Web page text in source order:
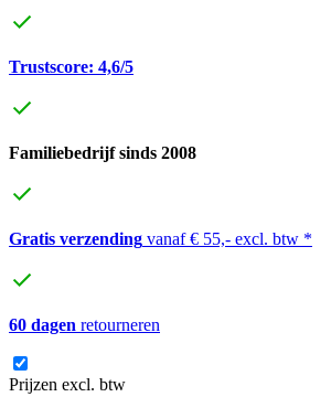
Trustscore: 4,6/5
Familiebedrijf sinds 2008
Gratis verzending vanaf € 55,- excl. btw *
60 dagen retourneren
Prijzen excl. btw